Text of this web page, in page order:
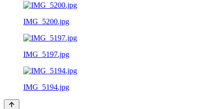
IMG_5200.jpg
IMG_5197.jpg
IMG_5194.jpg